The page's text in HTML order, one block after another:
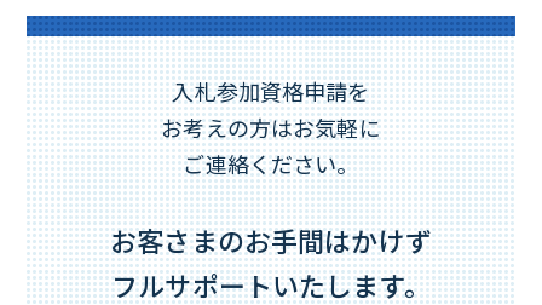
入札参加資格申請を
お考えの方はお気軽に
ご連絡ください。
お客さまのお手間はかけず
フルサポートいたします。